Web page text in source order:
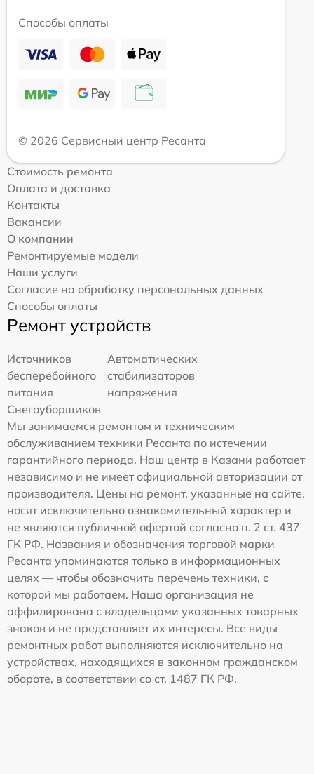
Способы оплаты
© 2026 Сервисный центр Ресанта
Стоимость ремонта
Оплата и доставка
Контакты
Вакансии
О компании
Ремонтируемые модели
Наши услуги
Согласие на обработку персональных данных
Способы оплаты
Ремонт устройств
Источников
бесперебойного
питания
Автоматических
стабилизаторов
напряжения
Снегоуборщиков
Мы занимаемся ремонтом и техническим
обслуживанием техники Ресанта по истечении
гарантийного периода. Наш центр в Казани работает
независимо и не имеет официальной авторизации от
производителя. Цены на ремонт, указанные на сайте,
носят исключительно ознакомительный характер и
не являются публичной офертой согласно п. 2 ст. 437
ГК РФ. Названия и обозначения торговой марки
Ресанта упоминаются только в информационных
целях — чтобы обозначить перечень техники, с
которой мы работаем. Наша организация не
аффилирована с владельцами указанных товарных
знаков и не представляет их интересы. Все виды
ремонтных работ выполняются исключительно на
устройствах, находящихся в законном гражданском
обороте, в соответствии со ст. 1487 ГК РФ.